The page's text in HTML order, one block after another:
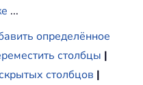
...
определённое
столбцы |
столбцов |